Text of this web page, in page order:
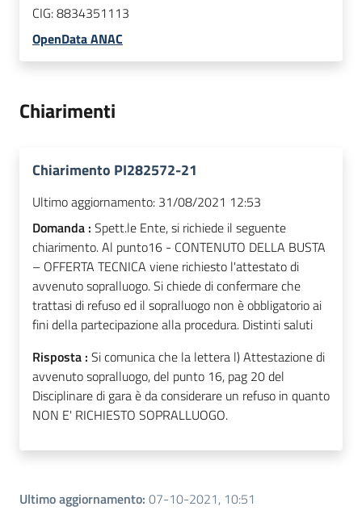
CIG:8834351113
OpenData ANAC
Chiarimenti
Chiarimento PI282572-21
Ultimo aggiornamento: 31/08/2021 12:53
Domanda : Spett.le Ente, si richiede il seguente
chiarimento. Al punto16 - CONTENUTO DELLA BUSTA
– OFFERTA TECNICA viene richiesto l'attestato di
avvenuto sopralluogo. Si chiede di confermare che
trattasi di refuso ed il sopralluogo non è obbligatorio ai
fini della partecipazione alla procedura. Distinti saluti
Risposta : Si comunica che la lettera l) Attestazione di
avvenuto sopralluogo, del punto 16, pag 20 del
Disciplinare di gara è da considerare un refuso in quanto
NON E' RICHIESTO SOPRALLUOGO.
Ultimo aggiornamento: 07-10-2021, 10:51